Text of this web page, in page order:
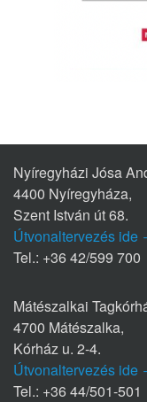
Nyíregyházi Jósa
4400 Nyíregyháza,
Szent István út 68.
Útvonaltervezés ide
Tel.: +36 42/599 700
Mátészalkai
4700 Mátészalka,
Kórház u. 2-4.
Útvonaltervezés ide
Tel.: +36 44/501-501